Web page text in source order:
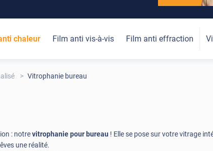
chaleur Film anti vis-à-vis Film anti effraction
Vitrophanie bureau
: notrevitrophanie pour bureau ! Elle se pose sur votre vitrage
une réalité.